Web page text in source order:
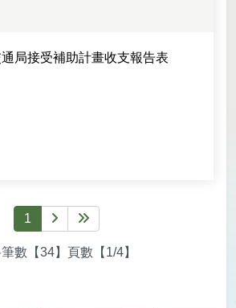
局接受補助計畫收支報告表
通局接受補助計畫收支報告表-附件01.pdf
1 下一頁最後一頁
數【34】頁數【1/4】